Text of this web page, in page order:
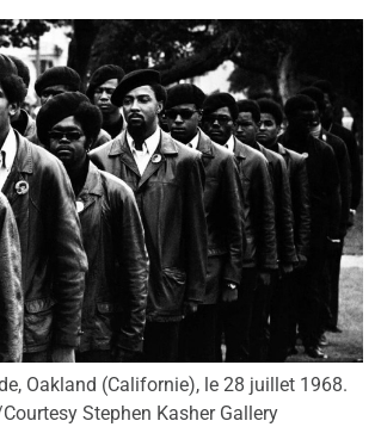
Oakland (Californie), le 28 juillet 1968.
Stephen Kasher Gallery